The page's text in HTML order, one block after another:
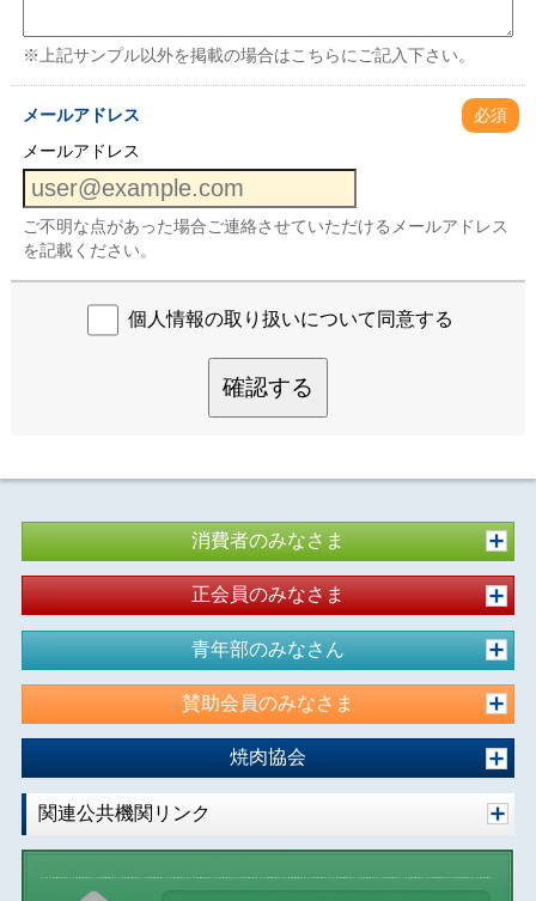
※上記サンプル以外を掲載の場合はこちらにご記入下さい。
メールアドレス
必須
メールアドレス
ご不明な点があった場合ご連絡させていただけるメールアドレス
を記載ください。
個人情報の取り扱いについて同意する
確認する
消費者のみなさま
正会員のみなさま
青年部のみなさん
賛助会員のみなさま
焼肉協会
関連公共機関リンク